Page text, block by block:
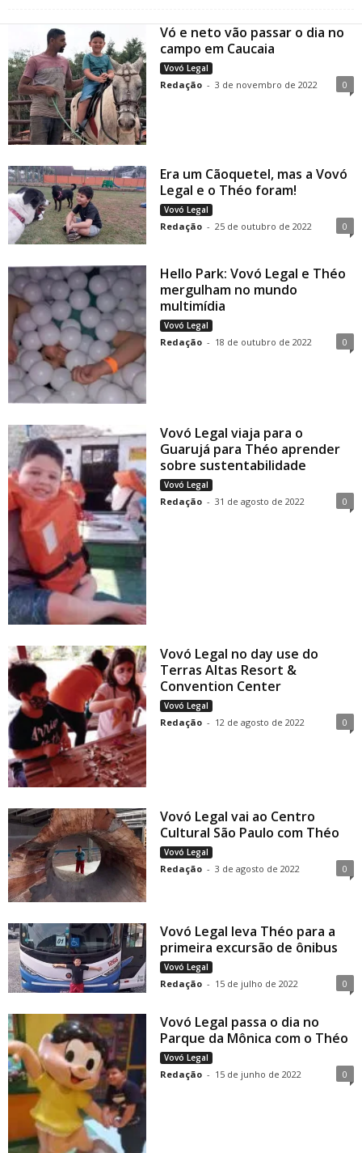
Vó e neto vão passar o dia no
campo em Caucaia
Vovó Legal
Redação - 3 de novembro de 2022 0
Era um Cãoquetel, mas a Vovó
Legal e o Théo foram!
Vovó Legal
Redação - 25 de outubro de 2022 0
Hello Park: Vovó Legal e Théo
mergulham no mundo
multimídia
Vovó Legal
Redação - 18 de outubro de 2022 0
Vovó Legal viaja para o
Guarujá para Théo aprender
sobre sustentabilidade
Vovó Legal
Redação - 31 de agosto de 2022 0
Vovó Legal no day use do
Terras Altas Resort &
Convention Center
Vovó Legal
Redação - 12 de agosto de 2022 0
Vovó Legal vai ao Centro
Cultural São Paulo com Théo
Vovó Legal
Redação - 3 de agosto de 2022 0
Vovó Legal leva Théo para a
primeira excursão de ônibus
Vovó Legal
Redação - 15 de julho de 2022 0
Vovó Legal passa o dia no
Parque da Mônica com o Théo
Vovó Legal
Redação - 15 de junho de 2022 0